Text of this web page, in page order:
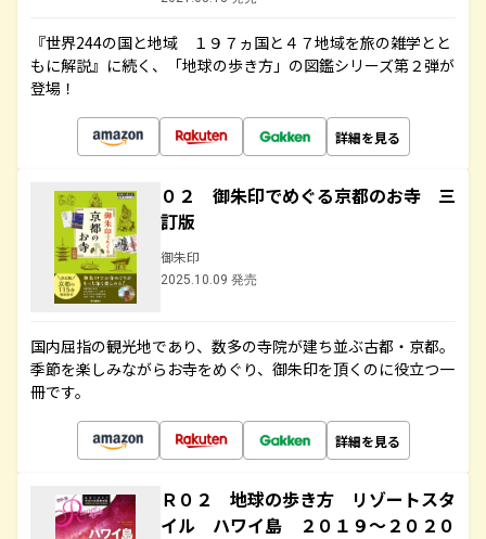
『世界244の国と地域 １９７ヵ国と４７地域を旅の雑学とと
もに解説』に続く、「地球の歩き方」の図鑑シリーズ第２弾が
登場！
詳細を見る
０２ 御朱印でめぐる京都のお寺 三
訂版
御朱印
2025.10.09 発売
国内屈指の観光地であり、数多の寺院が建ち並ぶ古都・京都。
季節を楽しみながらお寺をめぐり、御朱印を頂くのに役立つ一
冊です。
詳細を見る
Ｒ０２ 地球の歩き方 リゾートスタ
イル ハワイ島 ２０１９～２０２０